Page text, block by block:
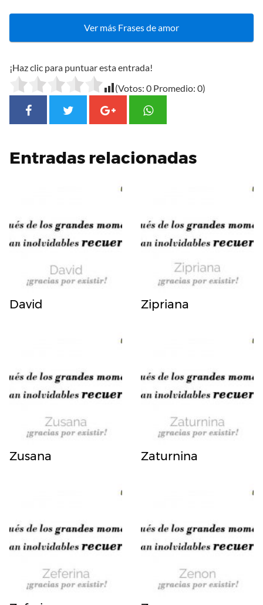
Ver más Frases de amor
¡Haz clic para puntuar esta entrada!
(Votos: 0 Promedio: 0)
Entradas relacionadas
David Zipriana
Zusana Zaturnina